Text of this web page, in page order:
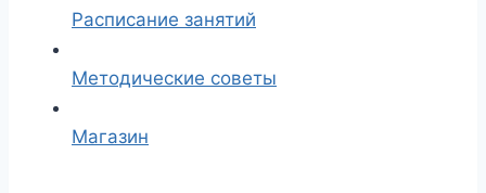
Расписание занятий
Методические советы
Магазин